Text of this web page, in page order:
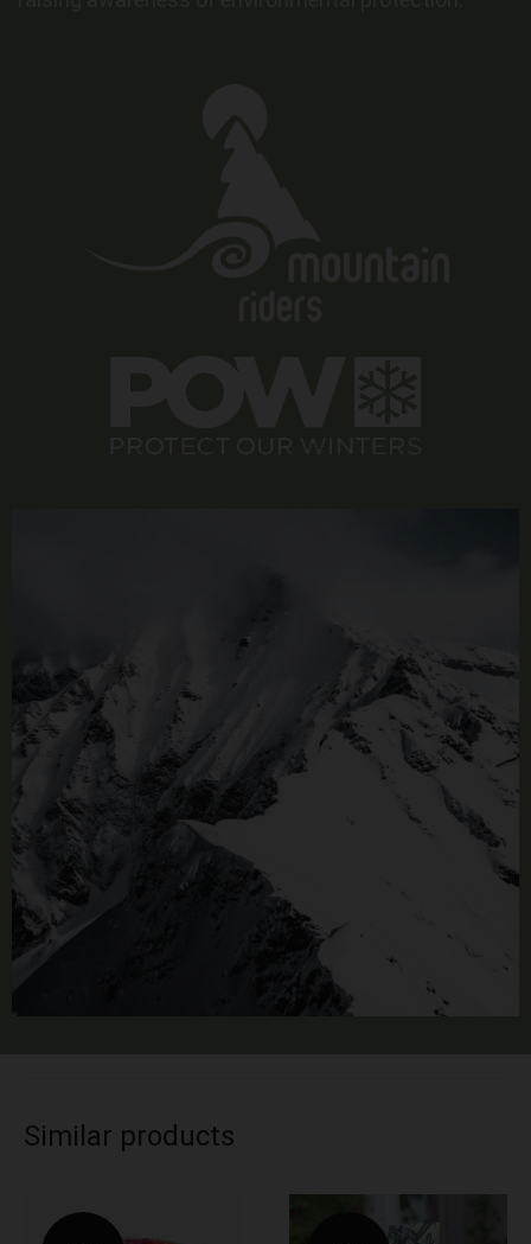
Similar products